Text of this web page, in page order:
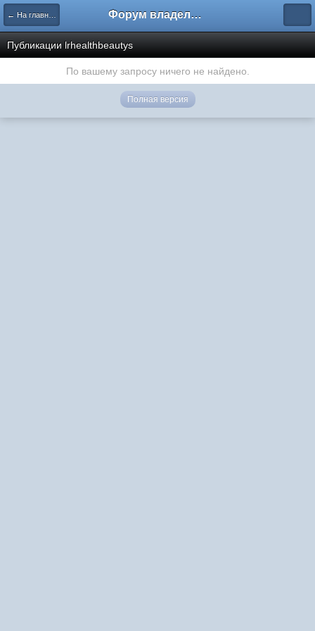
← На главную Форум владельцев интернет-магазинов
Публикации lrhealthbeautys
По вашему запросу ничего не найдено.
Полная версия